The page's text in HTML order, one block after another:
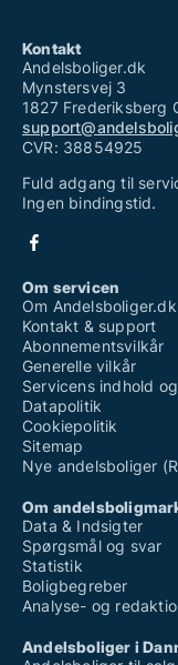
Kontakt
Andelsboliger.dk
Mynstersvej 3
1827 Frederiksberg
CVR: 38854925
Fuld adgang til
Ingen bindingstid.
Om servicen
Om Andelsboliger.dk
Kontakt & support
Abonnementsvilkår
Generelle vilkår
Servicens indhold
Datapolitik
Cookiepolitik
Sitemap
Nye andelsboliger
Om
Data & Indsigter
Spørgsmål og svar
Statistik
Boligbegreber
Analyse- og
Andelsboliger i